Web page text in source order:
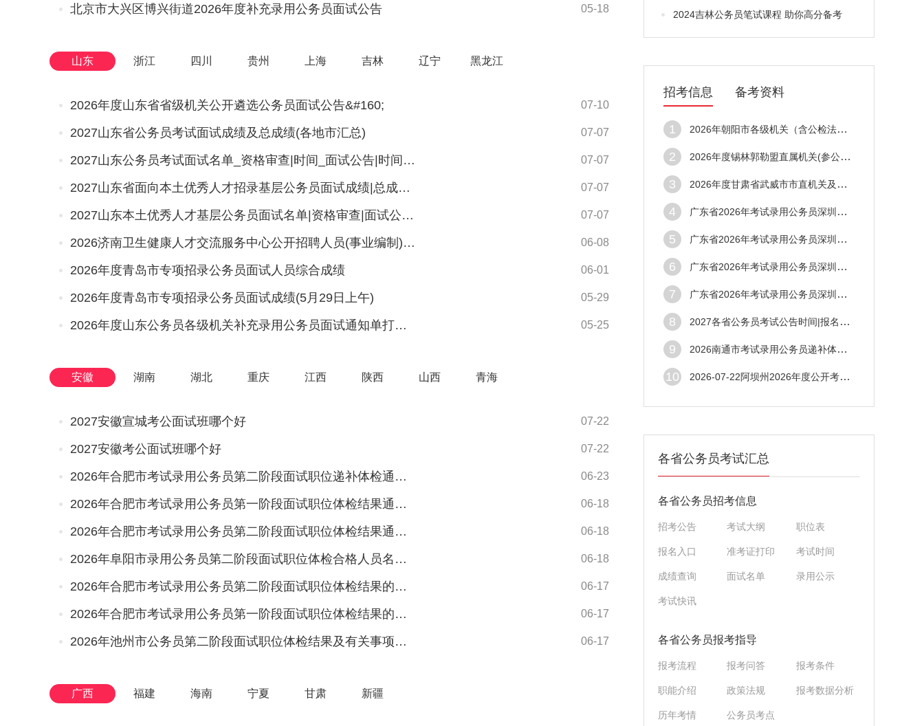
05-18
北京市大兴区博兴街道2026年度补充录用公务员面试公告
山东 浙江 四川 贵州 上海 吉林 辽宁 黑龙江
07-10
2026年度山东省省级机关公开遴选公务员面试公告&#160;
07-07
2027山东省公务员考试面试成绩及总成绩(各地市汇总)
07-07
2027山东公务员考试面试名单_资格审查|时间_面试公告|时间汇总
07-07
2027山东省面向本土优秀人才招录基层公务员面试成绩|总成绩汇总
07-07
2027山东本土优秀人才基层公务员面试名单|资格审查|面试公告汇总
06-08
2026济南卫生健康人才交流服务中心公开招聘人员(事业编制)面试人选资格审查及面试有关事宜的公告
06-01
2026年度青岛市专项招录公务员面试人员综合成绩
05-29
2026年度青岛市专项招录公务员面试成绩(5月29日上午)
05-25
2026年度山东公务员各级机关补充录用公务员面试通知单打印入口汇总
安徽 湖南 湖北 重庆 江西 陕西 山西 青海
07-22
2027安徽宣城考公面试班哪个好
07-22
2027安徽考公面试班哪个好
06-23
2026年合肥市考试录用公务员第二阶段面试职位递补体检通知（五）
06-18
2026年合肥市考试录用公务员第一阶段面试职位体检结果通知（八）
06-18
2026年合肥市考试录用公务员第二阶段面试职位体检结果通知（六）
06-18
2026年阜阳市录用公务员第二阶段面试职位体检合格人员名单（四）
06-17
2026年合肥市考试录用公务员第二阶段面试职位体检结果的通知（五）
06-17
2026年合肥市考试录用公务员第一阶段面试职位体检结果的通知（七）
06-17
2026年池州市公务员第二阶段面试职位体检结果及有关事项通知（五）
广西 福建 海南 宁夏 甘肃 新疆
2024吉林公务员笔试课程 助你高分备考
招考信息 备考资料
1 2026年朝阳市各级机关（含公检法戒毒系统）及参照公务员法管理单位考试录用公务员（工作人员）拟录用人员公告（第二批）
2 2026年度锡林郭勒盟直属机关(参公单位)公开遴选公务员公告
3 2026年度甘肃省武威市市直机关及参照公务员法管理单位公开遴选公务员及参照公务员法管理单位工作人员进入资格复审人员名单及相关事宜的公告
4 广东省2026年考试录用公务员深圳市市场监督管理局拟录用人员公示公告（第五批）
5 广东省2026年考试录用公务员深圳市市场监督管理局拟录用人员公示公告（第五批）
6 广东省2026年考试录用公务员深圳市市场监督管理局拟录用人员公示公告（第五批）
7 广东省2026年考试录用公务员深圳市市场监督管理局拟录用人员公示公告（第五批）
8 2027各省公务员考试公告时间|报名时间|笔试时间|考试信息汇总
9 2026南通市考试录用公务员递补体检人选公告
10 2026-07-22阿坝州2026年度公开考试补充录用公务员（参照管理工作人员）体检结论公告（第2批）
各省公务员考试汇总
各省公务员招考信息
招考公告 考试大纲 职位表
报名入口 准考证打印 考试时间
成绩查询 面试名单 录用公示
考试快讯
各省公务员报考指导
报考流程 报考问答 报考条件
职能介绍 政策法规 报考数据分析
历年考情 公务员考点